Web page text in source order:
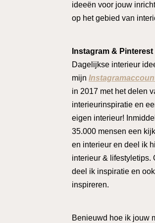
ideeën voor jouw
op het gebied van
Instagram & Pinterest
Dagelijkse interieur
mijn
in 2017 met het delen
interieurinspiratie en
eigen interieur!
35.000 mensen een
en interieur en deel ik
interieur & lifestyletips.
deel ik inspiratie en
inspireren.
Benieuwd hoe ik jouw